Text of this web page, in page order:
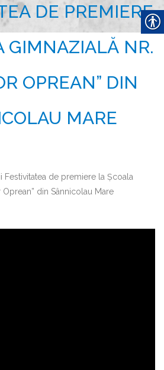
DE PREMIERE
GIMNAZIALĂ NR.
OPREAN” DIN
MARE
Festivitatea de premiere la Școala
din Sânnicolau Mare